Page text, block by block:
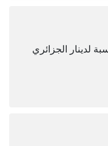
لدينار الجزائري